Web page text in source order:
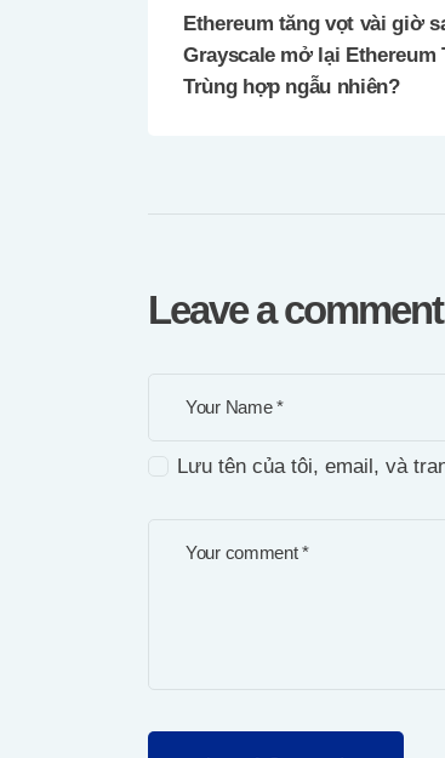
Ethereum tăng vọt vài giờ
Grayscale mở lại Ethereum
Trùng hợp ngẫu nhiên?
Leave a comment
Lưu tên của tôi, email, và